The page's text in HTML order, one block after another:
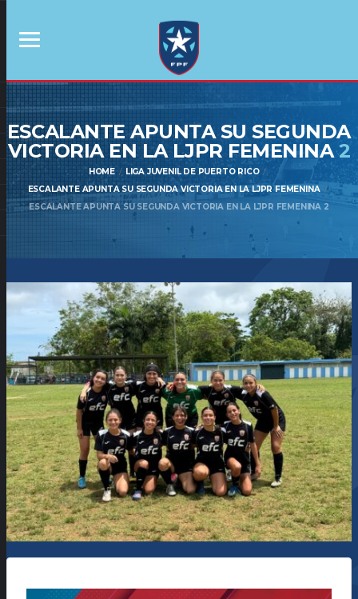
ESCALANTE APUNTA SU SEGUNDA
VICTORIA EN LA LJPR FEMENINA2
HOME
LIGA JUVENIL DE PUERTO RICO
ESCALANTE APUNTA SU SEGUNDA VICTORIA EN LA LJPR FEMENINA
ESCALANTE APUNTA SU SEGUNDA VICTORIA EN LA LJPR FEMENINA 2